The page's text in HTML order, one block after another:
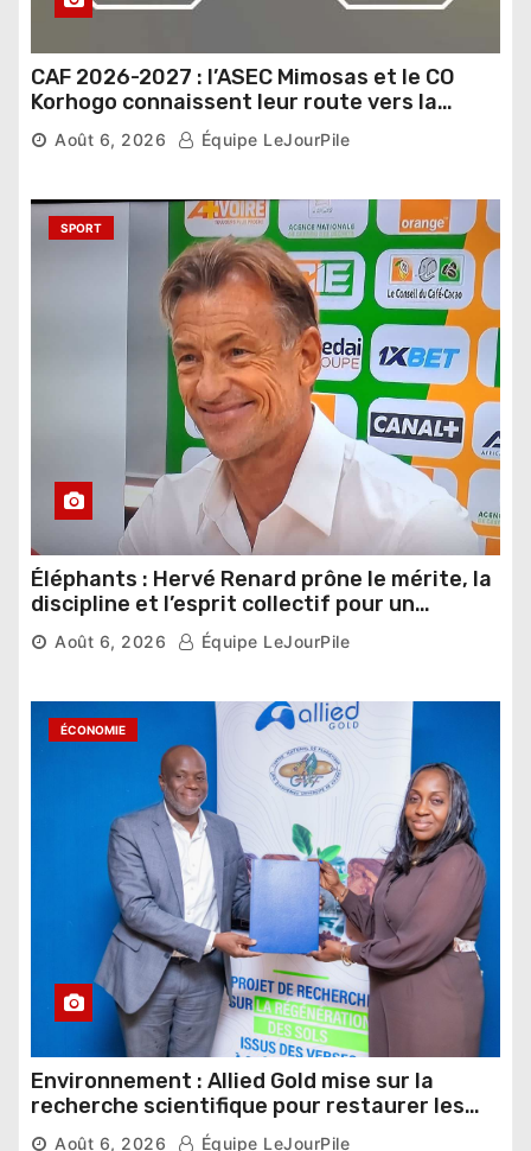
CAF 2026-2027 : l’ASEC Mimosas et le CO
Korhogo connaissent leur route vers la
phase de groupes
Août 6, 2026 Équipe LeJourPile
SPORT
Éléphants : Hervé Renard prône le mérite, la
discipline et l’esprit collectif pour un
nouveau départ
Août 6, 2026 Équipe LeJourPile
ÉCONOMIE
Environnement : Allied Gold mise sur la
recherche scientifique pour restaurer les
sols de ses sites miniers
Août 6, 2026 Équipe LeJourPile